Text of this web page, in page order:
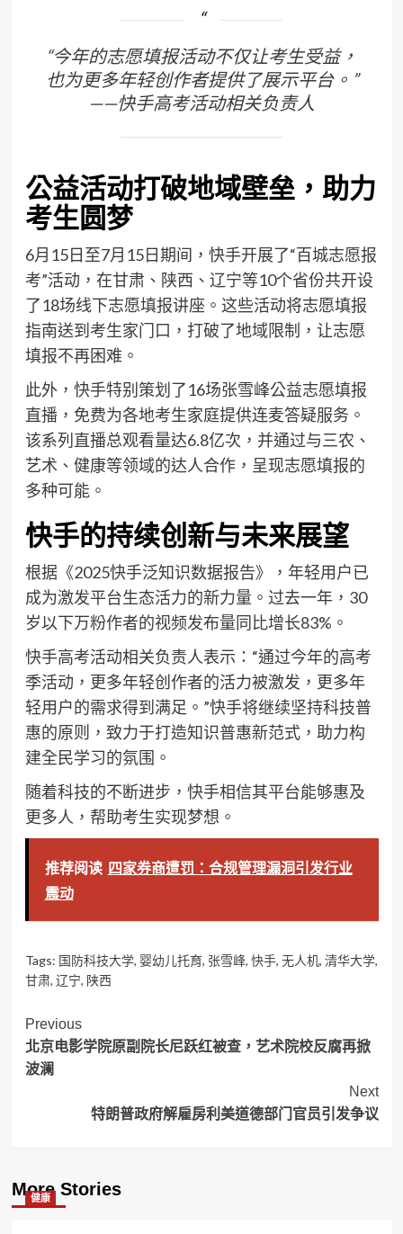
“今年的志愿填报活动不仅让考生受益，
也为更多年轻创作者提供了展示平台。”
——快手高考活动相关负责人
公益活动打破地域壁垒，助力
考生圆梦
6月15日至7月15日期间，快手开展了“百城志愿报
考”活动，在甘肃、陕西、辽宁等10个省份共开设
了18场线下志愿填报讲座。这些活动将志愿填报
指南送到考生家门口，打破了地域限制，让志愿
填报不再困难。
此外，快手特别策划了16场张雪峰公益志愿填报
直播，免费为各地考生家庭提供连麦答疑服务。
该系列直播总观看量达6.8亿次，并通过与三农、
艺术、健康等领域的达人合作，呈现志愿填报的
多种可能。
快手的持续创新与未来展望
根据《2025快手泛知识数据报告》，年轻用户已
成为激发平台生态活力的新力量。过去一年，30
岁以下万粉作者的视频发布量同比增长83%。
快手高考活动相关负责人表示：“通过今年的高考
季活动，更多年轻创作者的活力被激发，更多年
轻用户的需求得到满足。”快手将继续坚持科技普
惠的原则，致力于打造知识普惠新范式，助力构
建全民学习的氛围。
随着科技的不断进步，快手相信其平台能够惠及
更多人，帮助考生实现梦想。
推荐阅读 四家券商遭罚：合规管理漏洞引发行业
震动
Tags: 国防科技大学, 婴幼儿托育, 张雪峰, 快手, 无人机, 清华大学,
甘肃, 辽宁, 陕西
Post
Navigation
Previous
北京电影学院原副院长尼跃红被查，艺术院校反腐再掀
波澜
Next
特朗普政府解雇房利美道德部门官员引发争议
More Stories
健康